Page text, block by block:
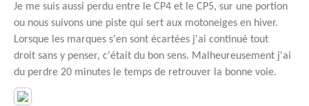
Je me suis aussi perdu entre le CP4 et le CP5, sur une portion
ou nous suivons une piste qui sert aux motoneiges en hiver.
Lorsque les marques s'en sont écartées j'ai continué tout
droit sans y penser, c'était du bon sens. Malheureusement j'ai
du perdre 20 minutes le temps de retrouver la bonne voie.